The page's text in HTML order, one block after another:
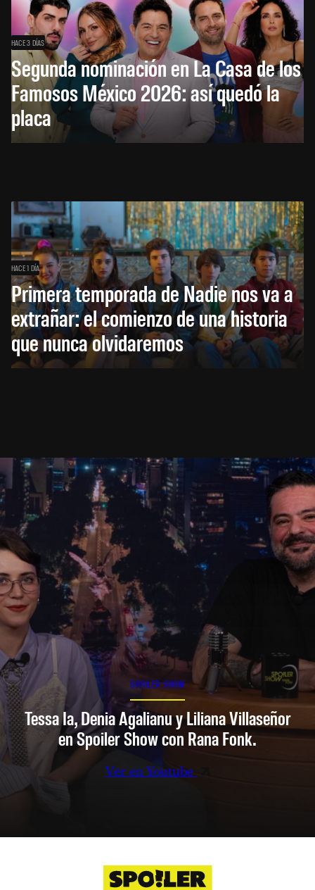
HACE 3 DÍAS
Segunda nominación en La Casa de los
Famosos México 2026: así quedó la
placa
HACE 1 DÍA
Primera temporada de Nadie nos va a
extrañar: el comienzo de una historia
que nunca olvidaremos
SPOILER SHOW
Tessa Ia, Denia Agalianu y Liliana Villaseñor
en Spoiler Show con Rana Fonk.
Ver en Youtube